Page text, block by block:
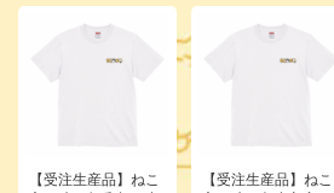
【受注生産品】ねこ
【受注生産品】ねこ